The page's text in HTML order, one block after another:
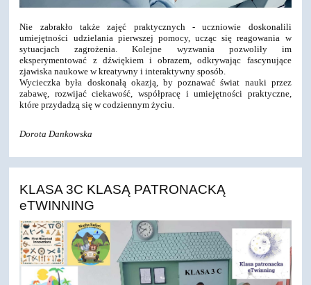
Nie zabrakło także zajęć praktycznych - uczniowie doskonalili
umiejętności udzielania pierwszej pomocy, ucząc się reagowania w
sytuacjach zagrożenia. Kolejne wyzwania pozwoliły im
eksperymentować z dźwiękiem i obrazem, odkrywając fascynujące
zjawiska naukowe w kreatywny i interaktywny sposób.
Wycieczka była doskonałą okazją, by poznawać świat nauki przez
zabawę, rozwijać ciekawość, współpracę i umiejętności praktyczne,
które przydadzą się w codziennym życiu.
Dorota Dankowska
KLASA 3C KLASĄ PATRONACKĄ
eTWINNING